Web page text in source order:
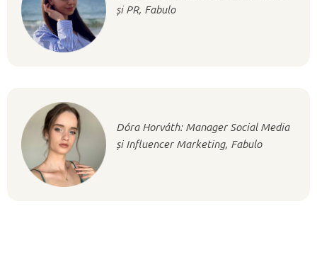
și PR, Fabulo
Dóra Horváth: Manager Social Media
și Influencer Marketing, Fabulo